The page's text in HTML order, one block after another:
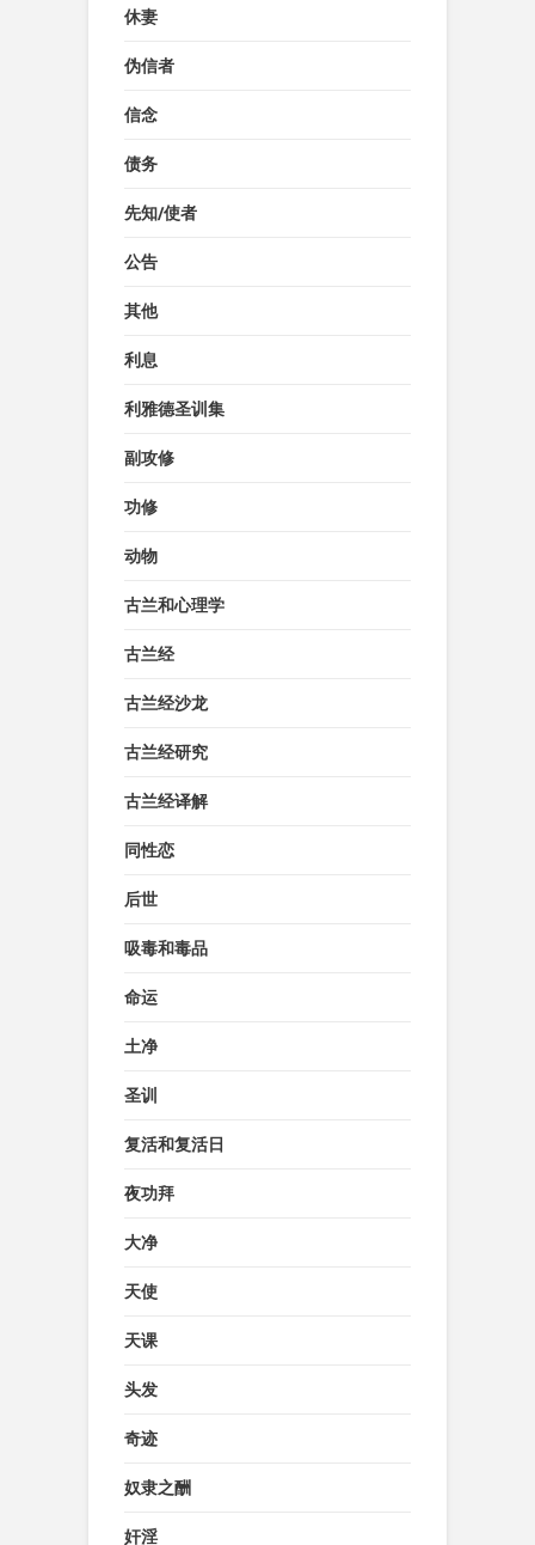
休妻
伪信者
信念
债务
先知/使者
公告
其他
利息
利雅德圣训集
副攻修
功修
动物
古兰和心理学
古兰经
古兰经沙龙
古兰经研究
古兰经译解
同性恋
后世
吸毒和毒品
命运
土净
圣训
复活和复活日
夜功拜
大净
天使
天课
头发
奇迹
奴隶之酬
奸淫